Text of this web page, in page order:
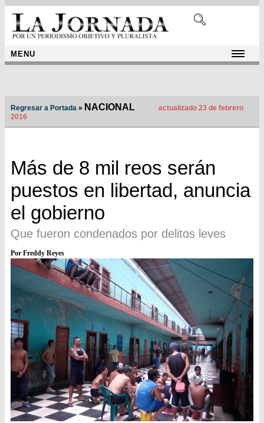
MENU
Regresar a Portada » NACIONAL
actualizado 23 de febrero
2016
Más de 8 mil reos serán
puestos en libertad, anuncia
el gobierno
Que fueron condenados por delitos leves
Por Freddy Reyes